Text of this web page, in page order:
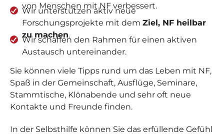
von Menschen mit NF verbessert.
Wir unterstützen aktiv neue
Forschungsprojekte mit dem Ziel, NF heilbar
zu machen.
Wir schaffen den Rahmen für einen aktiven
Austausch untereinander.
Sie können viele Tipps rund um das Leben mit NF,
Spaß in der Gemeinschaft, Ausflüge, Seminare,
Stammtische, Klönabende und sehr oft neue
Kontakte und Freunde finden.
In der Selbsthilfe können Sie das erfüllende Gefühl